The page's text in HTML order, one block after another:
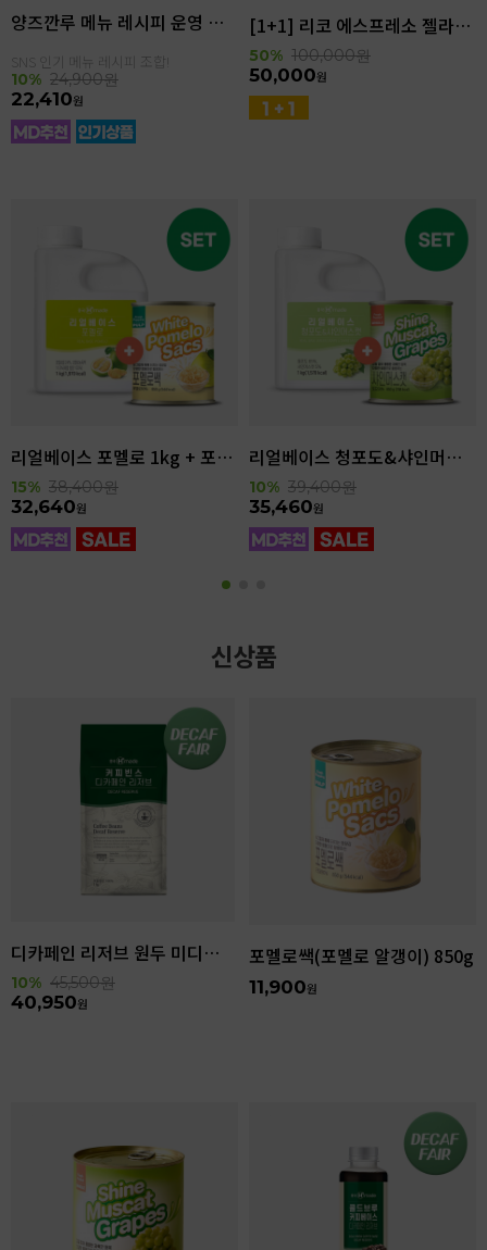
양즈깐루 메뉴 레시피 운영 세트
SNS 인기 메뉴 레시피 조합!
10% 24,900원
22,410원
[1+1] 리코 에스프레소 젤라또 4kg(4.6L)
50% 100,000원
50,000원
리얼베이스 포멜로 1kg + 포멜로쌕 850g SET
15% 38,400원
32,640원
리얼베이스 청포도&샤인머스캣 1kg + 샤인머스캣 850g SET
10% 39,400원
35,460원
신상품
디카페인 리저브 원두 미디엄다크 로스팅 1kg
10% 45,500원
40,950원
포멜로쌕(포멜로 알갱이) 850g
11,900원